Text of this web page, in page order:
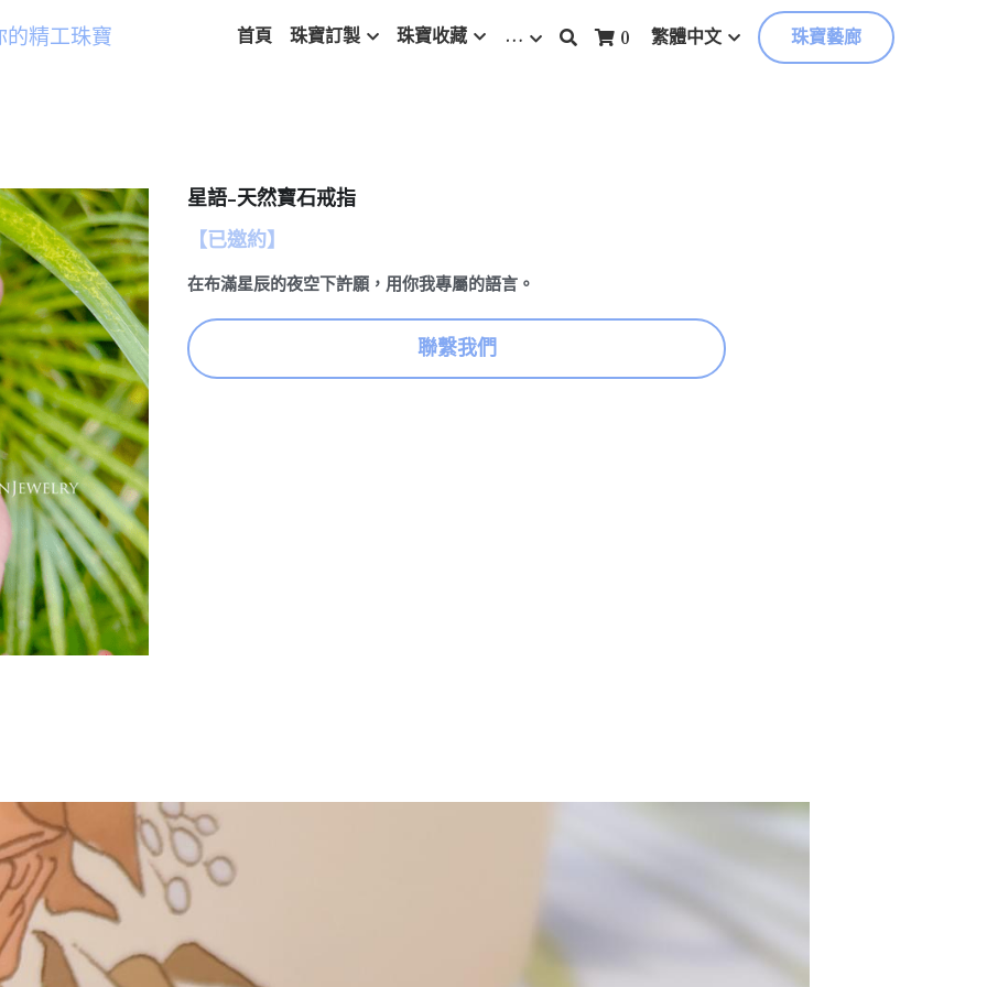
的精工珠寶 首頁 珠寶訂製 珠寶收藏 … 0 繁體中文 珠寶藝廊
星語-天然寶石戒指
【已邀約】
在布滿星辰的夜空下許願，用你我專屬的語言。
聯繫我們